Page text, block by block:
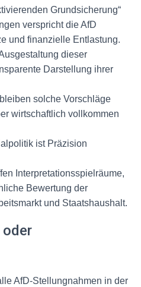
Grundsicherung“
verspricht die AfD
und finanzielle Entlastung.
dieser
Darstellung ihrer
bleiben solche Vorschläge
wirtschaftlich vollkommen
ist Präzision
Interpretationsspielräume,
Bewertung der
und Staatshaushalt.
AfD-Stellungnahmen in der